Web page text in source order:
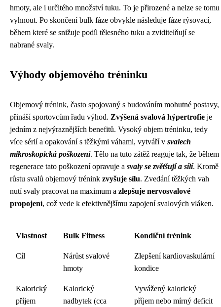
hmoty, ale i určitého množství tuku. To je přirozené a nelze se tomu
vyhnout. Po skončení bulk fáze obvykle následuje fáze rýsovací,
během které se snižuje podíl tělesného tuku a zviditelňují se
nabrané svaly.
Výhody objemového tréninku
Objemový trénink, často spojovaný s budováním mohutné postavy,
přináší sportovcům řadu výhod. Zvýšená svalová hýpertrofie je
jedním z nejvýraznějších benefitů. Vysoký objem tréninku, tedy
více sérií a opakování s těžkými váhami, vytváří v svalech
mikroskopická poškození. Tělo na tuto zátěž reaguje tak, že během
regenerace tato poškození opravuje a svaly se zvětšují a sílí. Kromě
růstu svalů objemový trénink zvyšuje sílu. Zvedání těžkých vah
nutí svaly pracovat na maximum a zlepšuje nervosvalové
propojení, což vede k efektivnějšímu zapojení svalových vláken.
Vlastnost Bulk Fitness Kondiční trénink
Cíl
Nárůst svalové
hmoty
Zlepšení kardiovaskulární
kondice
Kalorický
příjem
Kalorický
nadbytek (cca
Vyvážený kalorický
příjem nebo mírný deficit